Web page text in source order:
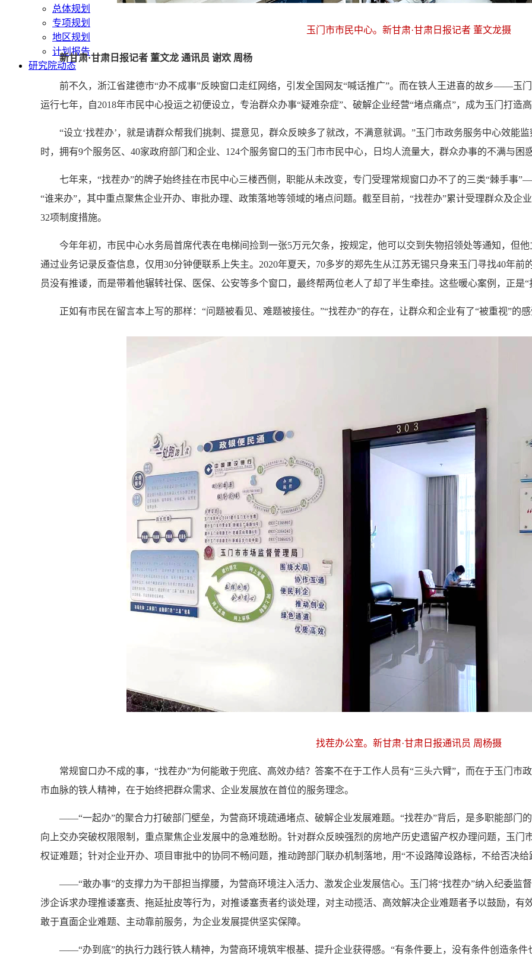
总体规划
专项规划
地区规划
计划报告
研究院动态
玉门市市民中心。新甘肃·甘肃日报记者 董文龙摄
新甘肃·甘肃日报记者 董文龙 通讯员 谢欢 周杨
前不久，浙江省建德市“办不成事”反映窗口走红网络，引发全国网友“喊话推广”。而在铁人王进喜的故乡——玉
运行七年，自2018年市民中心投运之初便设立，专治群众办事“疑难杂症”、破解企业经营“堵点痛点”，成为玉门打造
“设立‘找茬办’，就是请群众帮我们挑刺、提意见，群众反映多了就改，不满意就调。”玉门市政务服务中心效能
时，拥有9个服务区、40家政府部门和企业、124个服务窗口的玉门市市民中心，日均人流量大，群众办事的不满与困
七年来，“找茬办”的牌子始终挂在市民中心三楼西侧，职能从未改变，专门受理常规窗口办不了的三类“棘手事
“谁来办”，其中重点聚焦企业开办、审批办理、政策落地等领域的堵点问题。截至目前，“找茬办”累计受理群众及企
32项制度措施。
今年年初，市民中心水务局首席代表在电梯间捡到一张5万元欠条，按规定，他可以交到失物招领处等通知，但
通过业务记录反查信息，仅用30分钟便联系上失主。2020年夏天，70多岁的郑先生从江苏无锡只身来玉门寻找40年
员没有推诿，而是带着他辗转社保、医保、公安等多个窗口，最终帮两位老人了却了半生牵挂。这些暖心案例，正是
正如有市民在留言本上写的那样：“问题被看见、难题被接住。”“找茬办”的存在，让群众和企业有了“被重视”的
找茬办公室。新甘肃·甘肃日报通讯员 周杨摄
常规窗口办不成的事，“找茬办”为何能敢于兜底、高效办结？答案不在于工作人员有“三头六臂”，而在于玉门市
市血脉的铁人精神，在于始终把群众需求、企业发展放在首位的服务理念。
——“一起办”的聚合力打破部门壁垒，为营商环境疏通堵点、破解企业发展难题。“找茬办”背后，是多职能部门
向上交办突破权限限制，重点聚焦企业发展中的急难愁盼。针对群众反映强烈的房地产历史遗留产权办理问题，玉门
权证难题；针对企业开办、项目审批中的协同不畅问题，推动跨部门联办机制落地，用“不设路障设路标，不给否决
——“敢办事”的支撑力为干部担当撑腰，为营商环境注入活力、激发企业发展信心。玉门将“找茬办”纳入纪委监
涉企诉求办理推诿塞责、拖延扯皮等行为，对推诿塞责者约谈处理，对主动揽活、高效解决企业难题者予以鼓励，有
敢于直面企业难题、主动靠前服务，为企业发展提供坚实保障。
——“办到底”的执行力践行铁人精神，为营商环境筑牢根基、提升企业获得感。“有条件要上，没有条件创造条件